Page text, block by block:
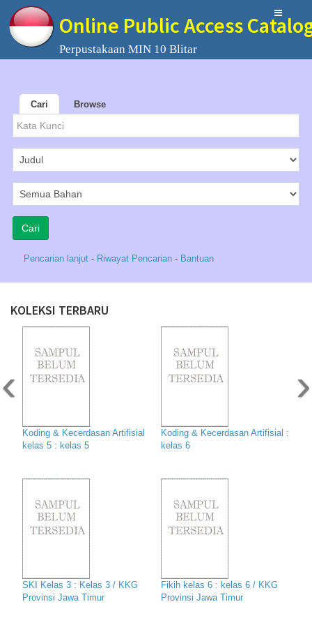
Online Public Access
Perpustakaan MIN 10 Blitar
Cari Browse
Pencarian lanjut - Riwayat Pencarian - Bantuan
KOLEKSI TERBARU
Koding & Kecerdasan Artifisial
kelas 5 : kelas 5
Koding & Kecerdasan Artifisial :
kelas 6
SKI Kelas 3 : Kelas 3 / KKG
Provinsi Jawa Timur
Fikih kelas 6 : kelas 6 / KKG
Provinsi Jawa Timur
‹ ›